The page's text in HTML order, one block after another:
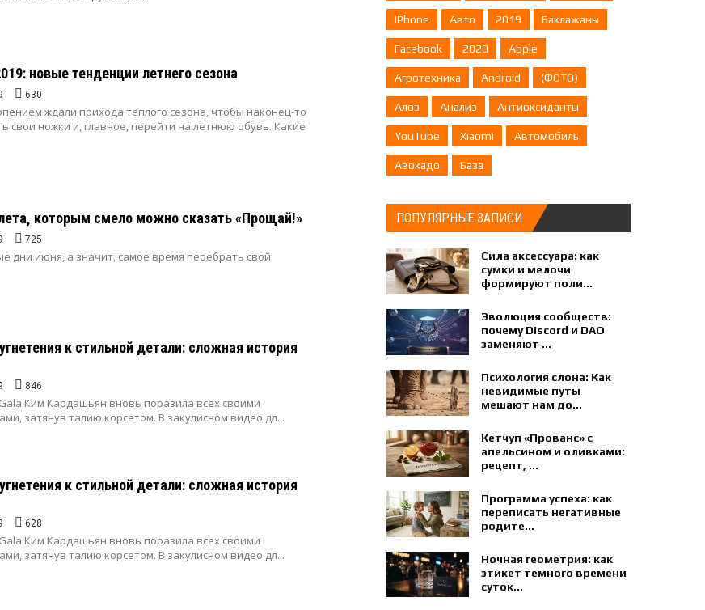
новые тенденции летнего сезона
630
ждали прихода теплого сезона, чтобы наконец-то
свои ножки и, главное, перейти на летнюю обувь. Какие
которым смело можно сказать «Прощай!»
725
дни июня, а значит, самое время перебрать свой
к стильной детали: сложная история
846
Ким Кардашьян вновь поразила всех своими
затянув талию корсетом. В закулисном видео дл...
к стильной детали: сложная история
628
Ким Кардашьян вновь поразила всех своими
затянув талию корсетом. В закулисном видео дл...
IPhone Авто 2019 Баклажаны
Facebook 2020 Apple
Агротехника Android (ФОТО)
Алоэ Анализ Антиоксиданты
YouTube Xiaomi Автомобиль
Авокадо База
ПОПУЛЯРНЫЕ ЗАПИСИ
Сила аксессуара: как
сумки и мелочи
формируют поли...
Эволюция сообществ:
почему Discord и DAO
заменяют ...
Психология слона: Как
невидимые путы
мешают нам до...
Кетчуп «Прованс» с
апельсином и оливками:
рецепт, ...
Программа успеха: как
переписать негативные
родите...
Ночная геометрия: как
этикет темного времени
суток...